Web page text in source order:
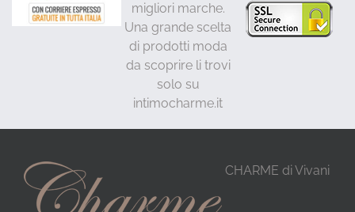
migliori marche.
Una grande scelta
di prodotti moda
da scoprire li trovi
solo su
intimocharme.it
CHARME di Vivani